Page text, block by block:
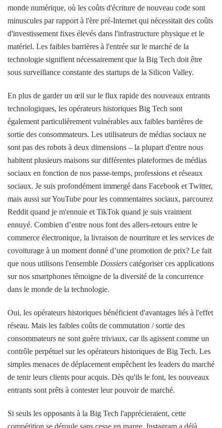
monde numérique, où les coûts d'écriture de nouveau code sont
minuscules par rapport à l'ère pré-Internet qui nécessitait des coûts
d'investissement fixes élevés dans l'infrastructure physique et le
matériel. Les faibles barrières à l'entrée sur le marché de la
technologie signifient nécessairement que la Big Tech doit être
sous surveillance constante des startups de la Silicon Valley.
En plus de garder un œil sur le flux rapide des nouveaux entrants
technologiques, les opérateurs historiques Big Tech sont
également particulièrement vulnérables aux faibles barrières de
sortie des consommateurs. Les utilisateurs de médias sociaux ne
sont pas des robots à deux dimensions – la plupart d'entre nous
habitent plusieurs maisons sur différentes plateformes de médias
sociaux en fonction de nos passe-temps, professions et réseaux
sociaux. Je suis profondément immergé dans Facebook et Twitter,
mais aussi sur YouTube pour les commentaires sociaux, parcourez
Reddit quand je m'ennuie et TikTok quand je suis vraiment
ennuyé. Combien d’entre nous font des allers-retours entre le
commerce électronique, la livraison de nourriture et les services de
covoiturage à un moment donné d’une promotion de prix? Le fait
que nous utilisons l'ensemble Dossiers catégoriser ces applications
sur nos smartphones témoigne de la diversité de la concurrence
dans le monde de la technologie.
Oui, les opérateurs historiques bénéficient d'avantages liés à l'effet
réseau. Mais les faibles coûts de commutation / sortie des
consommateurs ne sont guère triviaux, car ils agissent comme un
contrôle perpétuel sur les opérateurs historiques de Big Tech. Les
simples menaces de déplacement empêchent les leaders du marché
de tenir leurs clients pour acquis. Dès qu'ils le font, les nouveaux
entrants sont prêts à contester leur pouvoir de marché.
Si seuls les opposants à la Big Tech l'apprécieraient, cette
compétition se déroule sans cesse en marge. Instagram a déjà